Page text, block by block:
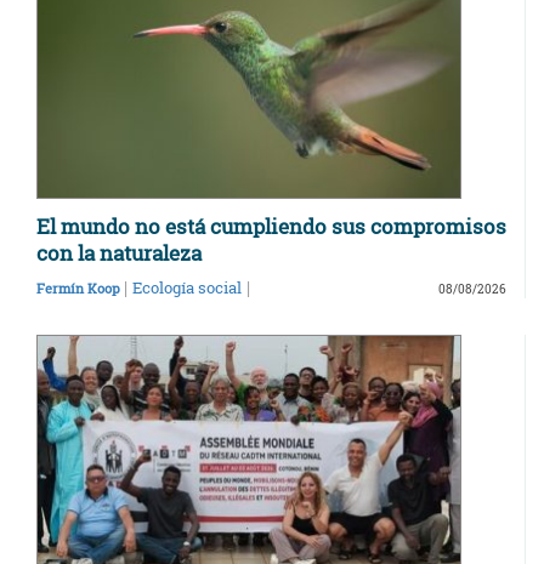
El mundo no está cumpliendo sus compromisos
con la naturaleza
Fermín Koop | Ecología social | 08/08/2026